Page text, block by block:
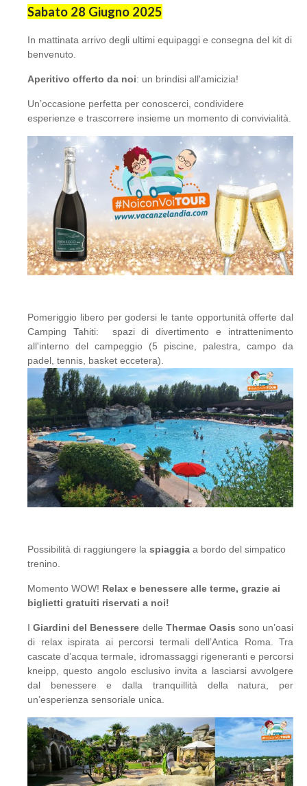
Sabato 28 Giugno 2025
In mattinata arrivo degli ultimi equipaggi e consegna del kit di
benvenuto.
Aperitivo offerto da noi: un brindisi all'amicizia!
Un’occasione perfetta per conoscerci, condividere
esperienze e trascorrere insieme un momento di convivialità.
Pomeriggio libero per godersi le tante opportunità offerte dal
Camping Tahiti: spazi di divertimento e intrattenimento
all'interno del campeggio (5 piscine, palestra, campo da
padel, tennis, basket eccetera).
Possibilità di raggiungere la spiaggia a bordo del simpatico
trenino.
Momento WOW! Relax e benessere alle terme, grazie ai
biglietti gratuiti riservati a noi!
IGiardini del Benessere delle Thermae Oasis sono un’oasi
di relax ispirata ai percorsi termali dell’Antica Roma. Tra
cascate d’acqua termale, idromassaggi rigeneranti e percorsi
kneipp, questo angolo esclusivo invita a lasciarsi avvolgere
dal benessere e dalla tranquillità della natura, per
un’esperienza sensoriale unica.